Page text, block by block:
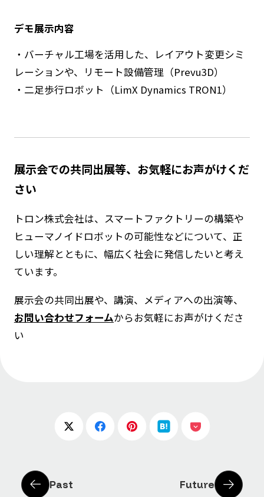
デモ展示内容
・バーチャル工場を活用した、レイアウト変更シミ
レーションや、リモート設備管理（Prevu3D）
・二足歩行ロボット（LimX Dynamics TRON1）
展示会での共同出展等、お気軽にお声がけくだ
さい
トロン株式会社は、スマートファクトリーの構築や
ヒューマノイドロボットの可能性などについて、正
しい理解とともに、幅広く社会に発信したいと考え
ています。
展示会の共同出展や、講演、メディアへの出演等、
お問い合わせフォームからお気軽にお声がけくださ
い
Past Future